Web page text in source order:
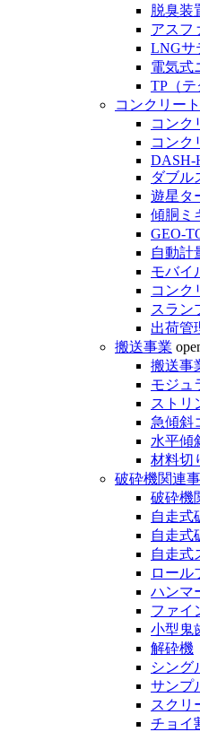
脱臭装
アスフ
LNGサ
電気式
TP（テ
コンクリー
コンク
コンク
DASH-
ダブル
遊星タ
傾胴ミ
GEO-
自動計
モバイ
コンク
スラン
出荷管
搬送事業
搬送事
モジュ
ストリ
急傾斜
水平傾
材料切
破砕機関連
破砕機
自走式
自走式
自走式
ロール
ハンマ
ファイ
小型鬼
解砕機
シング
サンプ
スクリ
チョイ